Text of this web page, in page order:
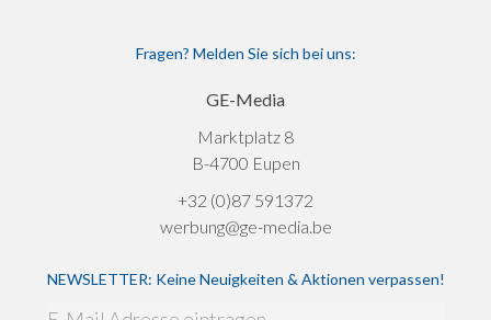
Fragen? Melden Sie sich bei uns:
GE-Media
Marktplatz 8
B-4700 Eupen
+32 (0)87 591372
werbung@ge-media.be
NEWSLETTER: Keine Neuigkeiten & Aktionen verpassen!